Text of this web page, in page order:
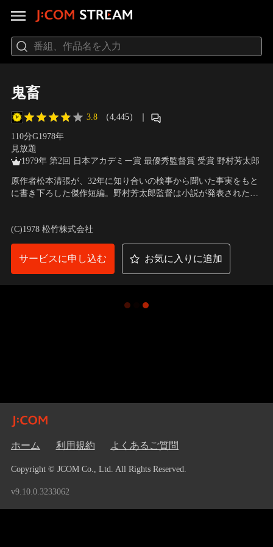
鬼畜
3.8 （4,445） ｜
110分G1978年
見放題
1979年 第2回 日本アカデミー賞 最優秀監督賞 受賞 野村芳太郎
原作者松本清張が、32年に知り合いの検事から聞いた事実をもと
に書き下ろした傑作短編。野村芳太郎監督は小説が発表された当
菊代に生ませた3人の子を引き取るハメになる。
(C)1978 松竹株式会社
サービスに申し込む お気に入りに追加
ホーム 利用規約 よくあるご質問
Copyright © JCOM Co., Ltd. All Rights Reserved.
v9.10.0.3233062